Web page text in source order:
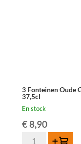
3 Fonteinen Oude
37,5cl
En stock
€8,90
quantité Ajouter au